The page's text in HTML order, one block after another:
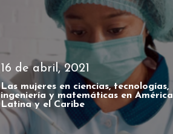
16 de abril, 2021
Las mujeres en ciencias, tecnologías,
ingeniería y matemáticas en América
Latina y el Caribe